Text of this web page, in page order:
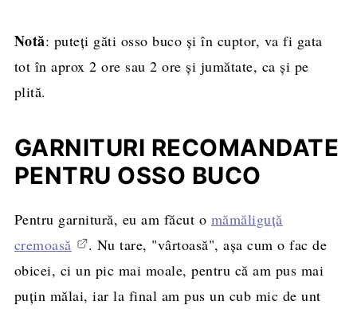
Notă: puteți găti osso buco și în cuptor, va fi gata
tot în aprox 2 ore sau 2 ore și jumătate, ca și pe
plită.
GARNITURI RECOMANDATE
PENTRU OSSO BUCO
Pentru garnitură, eu am făcut o mămăliguță
cremoasă
. Nu tare, "vârtoasă", așa cum o fac de
obicei, ci un pic mai moale, pentru că am pus mai
puțin mălai, iar la final am pus un cub mic de unt